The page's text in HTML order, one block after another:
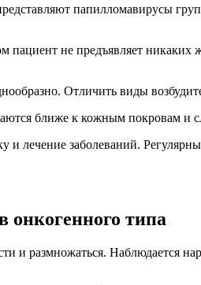
папилломавирусы
не предъявляет никаких
Отличить виды
ближе к кожным покровам
лечение заболеваний.
онкогенного типа
и размножаться. Наблюдается